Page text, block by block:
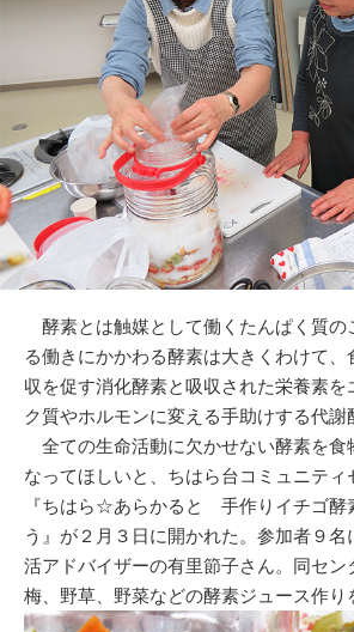
酵素とは触媒として働くたんぱく質の
る働きにかかわる酵素は大きくわけて、
収を促す消化酵素と吸収された栄養素
ク質やホルモンに変える手助けする代謝
全ての生命活動に欠かせない酵素を食
なってほしいと、ちはら台コミュニティ
『ちはら☆あらかると 手作りイチゴ酵
う』が２月３日に開かれた。参加者９名
活アドバイザーの有里節子さん。同セン
梅、野草、野菜などの酵素ジュース作り